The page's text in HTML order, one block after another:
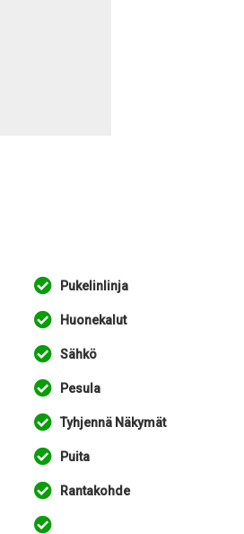
Pukelinlinja
Huonekalut
Sähkö
Pesula
Tyhjennä Näkymät
Puita
Rantakohde